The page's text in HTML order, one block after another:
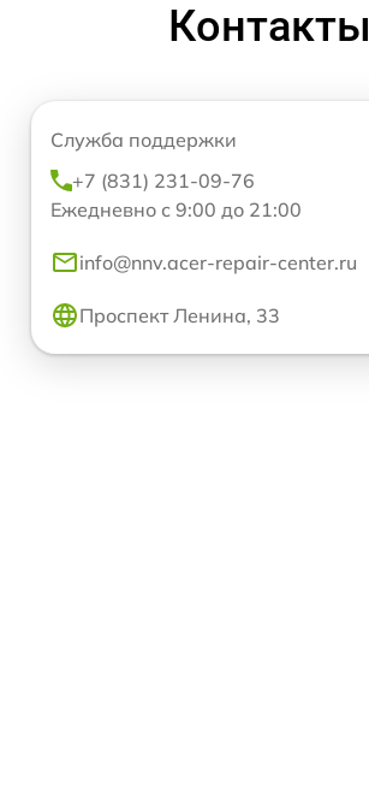
Контакты
Служба поддержки
+7 (831) 231-09-76
Ежедневно с 9:00 до 21:00
info@nnv.acer-repair-center.ru
Проспект Ленина, 33